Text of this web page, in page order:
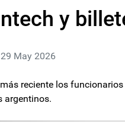
y
May 2026
reciente los
argentinos.